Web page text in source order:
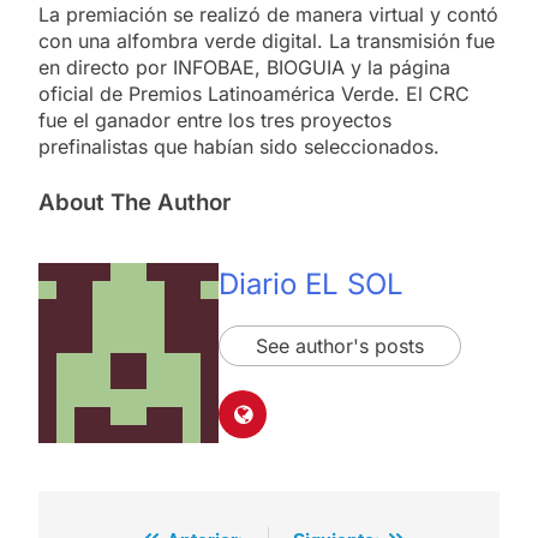
La premiación se realizó de manera virtual y contó
con una alfombra verde digital. La transmisión fue
en directo por INFOBAE, BIOGUIA y la página
oficial de Premios Latinoamérica Verde. El CRC
fue el ganador entre los tres proyectos
prefinalistas que habían sido seleccionados.
About The Author
Diario EL SOL
See author's posts